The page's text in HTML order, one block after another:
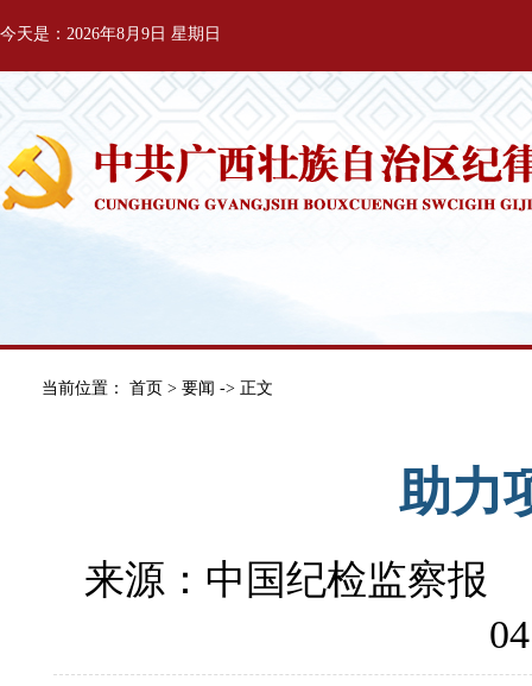
今天是：2026年8月9日 星期日
当前位置： 首页 > 要闻 -> 正文
助力
来源：中国纪检监察报